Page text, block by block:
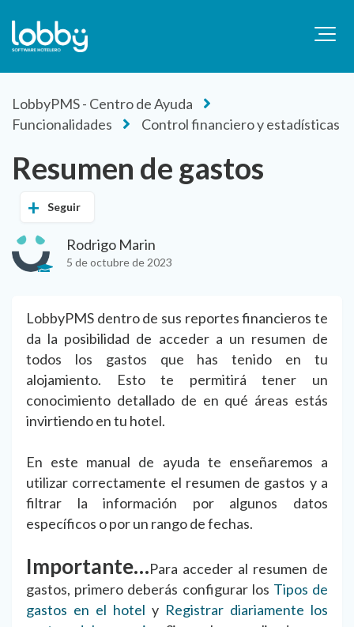
LobbyPMS - Centro de Ayuda
Funcionalidades
Control financiero y estadísticas
Resumen de gastos
Seguir
Rodrigo Marin
5 de octubre de 2023
LobbyPMS dentro de sus reportes financieros te
da la posibilidad de acceder a un resumen de
todos los gastos que has tenido en tu
alojamiento. Esto te permitirá tener un
conocimiento detallado de en qué áreas estás
invirtiendo en tu hotel.
En este manual de ayuda te enseñaremos a
utilizar correctamente el resumen de gastos y a
filtrar la información por algunos datos
específicos o por un rango de fechas.
Importante…Para acceder al resumen de
gastos, primero deberás configurar los Tipos de
gastos en el hotel y Registrar diariamente los